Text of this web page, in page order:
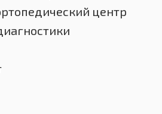
центр